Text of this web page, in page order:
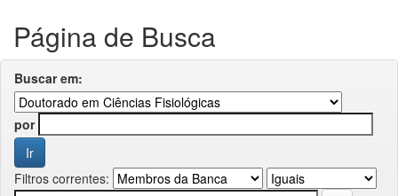
Página de Busca
Buscar em:
por
Filtros correntes: